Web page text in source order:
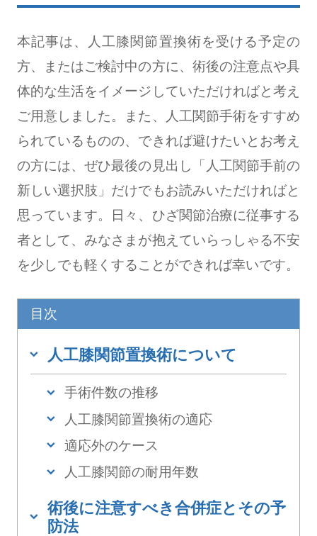
本記事は、人工膝関節置換術を受ける予定の
方、またはご検討中の方に、術後の注意点や具
体的な生活をイメージしていただければと考え
ご用意しました。また、人工関節手術をすすめ
られているものの、できれば避けたいとお考え
の方には、ぜひ最後の見出し「人工関節手前の
新しい選択肢」だけでもお読みいただければと
思っています。日々、ひざ関節治療に従事する
者として、みなさまが抱えていらっしゃる不安
を少しでも軽くすることができれば幸いです。
目次
人工膝関節置換術について
手術件数の推移
人工膝関節置換術の適応
適応外のケース
人工膝関節の耐用年数
術後に注意すべき合併症とその予
防法